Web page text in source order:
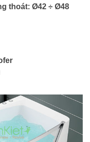
thoát: Ø42 ÷ Ø48